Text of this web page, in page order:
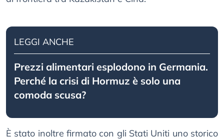
LEGGI ANCHE
Prezzi alimentari esplodono in Germania.
Perché la crisi di Hormuz è solo una
comoda scusa?
È stato inoltre firmato con gli Stati Uniti uno storico